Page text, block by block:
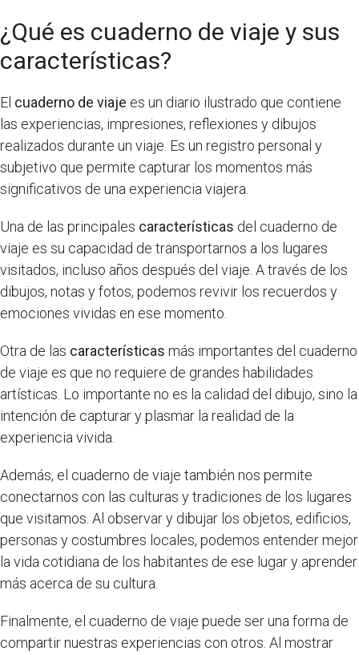
¿Qué es cuaderno de viaje y sus
características?
El cuaderno de viaje es un diario ilustrado que contiene
las experiencias, impresiones, reflexiones y dibujos
realizados durante un viaje. Es un registro personal y
subjetivo que permite capturar los momentos más
significativos de una experiencia viajera.
Una de las principales características del cuaderno de
viaje es su capacidad de transportarnos a los lugares
visitados, incluso años después del viaje. A través de los
dibujos, notas y fotos, podemos revivir los recuerdos y
emociones vividas en ese momento.
Otra de las características más importantes del cuaderno
de viaje es que no requiere de grandes habilidades
artísticas. Lo importante no es la calidad del dibujo, sino la
intención de capturar y plasmar la realidad de la
experiencia vivida.
Además, el cuaderno de viaje también nos permite
conectarnos con las culturas y tradiciones de los lugares
que visitamos. Al observar y dibujar los objetos, edificios,
personas y costumbres locales, podemos entender mejor
la vida cotidiana de los habitantes de ese lugar y aprender
más acerca de su cultura.
Finalmente, el cuaderno de viaje puede ser una forma de
compartir nuestras experiencias con otros. Al mostrar